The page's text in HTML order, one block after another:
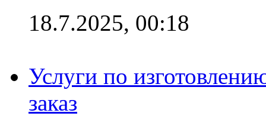
18.7.2025, 00:18
Услуги по
заказ